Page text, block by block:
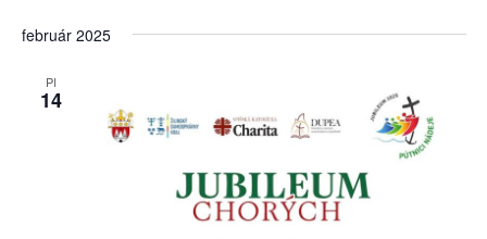
február 2025
PI
14